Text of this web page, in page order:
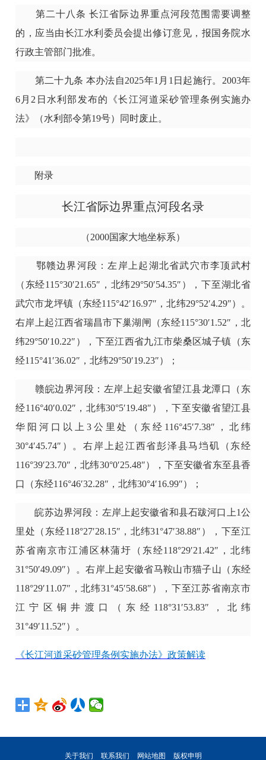
第二十八条 长江省际边界重点河段范围需要调整
的，应当由长江水利委员会提出修订意见，报国务院水
行政主管部门批准。
第二十九条 本办法自2025年1月1日起施行。2003年
6月2日水利部发布的《长江河道采砂管理条例实施办
法》（水利部令第19号）同时废止。
附录
长江省际边界重点河段名录
（2000国家大地坐标系）
鄂赣边界河段：左岸上起湖北省武穴市李顶武村
（东经115°30′21.65″，北纬29°50′54.35″），下至湖北省
武穴市龙坪镇（东经115°42′16.97″，北纬29°52′4.29″）。
右岸上起江西省瑞昌市下巢湖闸（东经115°30′1.52″，北
纬29°50′10.22″），下至江西省九江市柴桑区城子镇（东
经115°41′36.02″，北纬29°50′19.23″）；
赣皖边界河段：左岸上起安徽省望江县龙潭口（东
经116°40′0.02″，北纬30°5′19.48″），下至安徽省望江县
华阳河口以上3公里处（东经116°45′7.38″，北纬
30°4′45.74″）。右岸上起江西省彭泽县马垱矶（东经
116°39′23.70″，北纬30°0′25.48″），下至安徽省东至县香
口（东经116°46′32.28″，北纬30°4′16.99″）；
皖苏边界河段：左岸上起安徽省和县石跋河口上1公
里处（东经118°27′28.15″，北纬31°47′38.88″），下至江
苏省南京市江浦区林蒲圩（东经118°29′21.42″，北纬
31°50′49.09″）。右岸上起安徽省马鞍山市猫子山（东经
118°29′11.07″，北纬31°45′58.68″），下至江苏省南京市
江宁区铜井渡口（东经118°31′53.83″，北纬
31°49′11.52″）。
《长江河道采砂管理条例实施办法》政策解读
关于我们 联系我们 网站地图 版权申明